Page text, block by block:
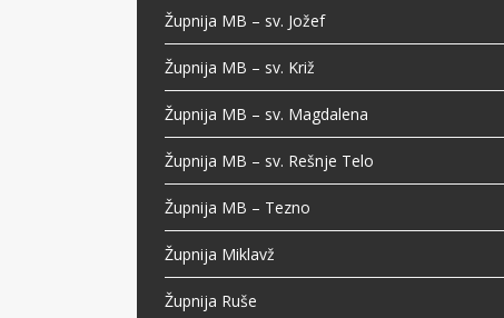
Župnija MB – sv. Jožef
Župnija MB – sv. Križ
Župnija MB – sv. Magdalena
Župnija MB – sv. Rešnje Telo
Župnija MB – Tezno
Župnija Miklavž
Župnija Ruše